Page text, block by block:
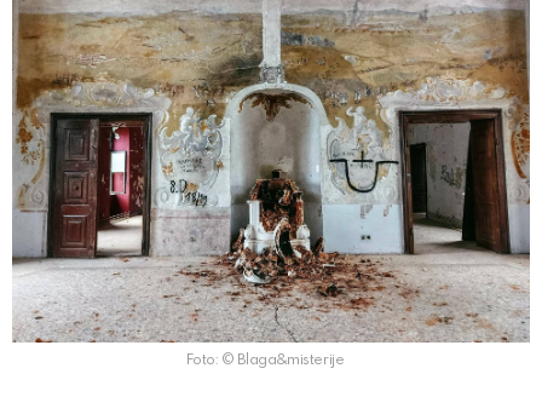
Foto: © Blaga&misterije